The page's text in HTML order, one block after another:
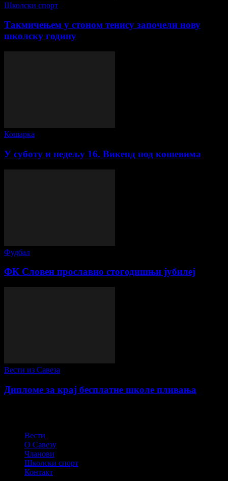
Школски спорт
Такмичењем у стоном тенису започели нову
школску годину
Кошарка
У суботу и недељу 16. Викенд под кошевима
Фудбал
ФК Словен прославио стогодишњи јубилеј
Вести из Савеза
Дипломе за крај бесплатне школе пливања
Вести
О Савезу
Чланови
Школски спорт
Контакт